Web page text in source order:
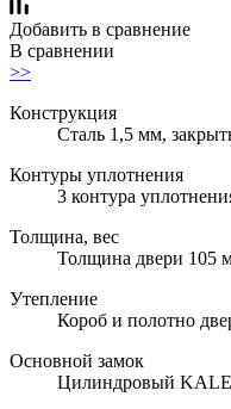
Добавить в сравнение
В сравнении
>>
Конструкция
Сталь 1,5 мм,
Контуры уплотнения
3 контура
Толщина, вес
Толщина двери 105
Утепление
Короб и полотно
Основной замок
Цилиндровый KALE